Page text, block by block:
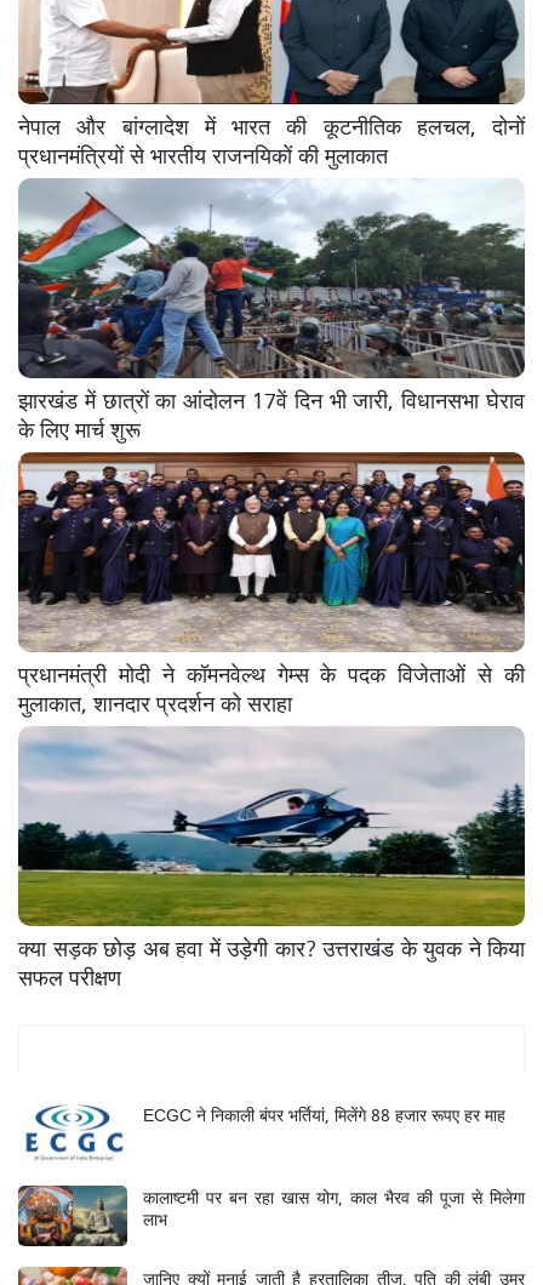
नेपाल और बांग्लादेश में भारत की कूटनीतिक हलचल, दोनों
प्रधानमंत्रियों से भारतीय राजनयिकों की मुलाकात
झारखंड में छात्रों का आंदोलन 17वें दिन भी जारी, विधानसभा घेराव
के लिए मार्च शुरू
प्रधानमंत्री मोदी ने कॉमनवेल्थ गेम्स के पदक विजेताओं से की
मुलाकात, शानदार प्रदर्शन को सराहा
क्या सड़क छोड़ अब हवा में उड़ेगी कार? उत्तराखंड के युवक ने किया
सफल परीक्षण
ECGC ने निकाली बंपर भर्तियां, मिलेंगे 88 हजार रूपए हर माह
कालाष्टमी पर बन रहा खास योग, काल भैरव की पूजा से मिलेगा
लाभ
जानिए क्यों मनाई जाती है हरतालिका तीज, पति की लंबी उम्र